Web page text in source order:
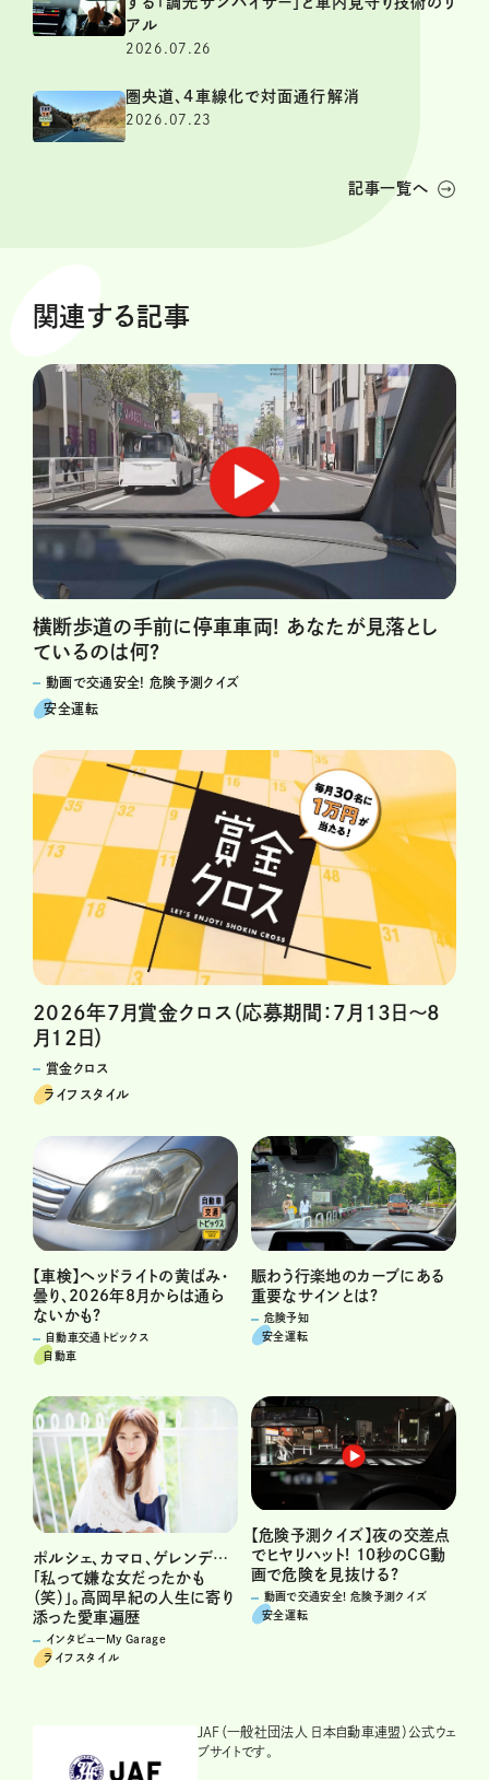
アル
2026.07.26
圏央道、4車線化で対面通行解消
2026.07.23
記事一覧へ
関連する記事
横断歩道の手前に停車車両! あなたが見落とし
ているのは何?
動画で交通安全! 危険予測クイズ
安全運転
2026年7月賞金クロス（応募期間：7月13日～8
月12日）
賞金クロス
ライフスタイル
【車検】ヘッドライトの黄ばみ・
曇り、2026年8月からは通ら
ないかも?
自動車交通トピックス
自動車
賑わう行楽地のカーブにある
重要なサインとは?
危険予知
安全運転
ポルシェ、カマロ、ゲレンデ…
「私って嫌な女だったかも
（笑）」。高岡早紀の人生に寄り
添った愛車遍歴
インタビューMy Garage
ライフスタイル
【危険予測クイズ】夜の交差点
でヒヤリハット! 10秒のCG動
画で危険を見抜ける?
動画で交通安全! 危険予測クイズ
安全運転
JAF（一般社団法人 日本自動車連盟）公式ウェ
ブサイトです。